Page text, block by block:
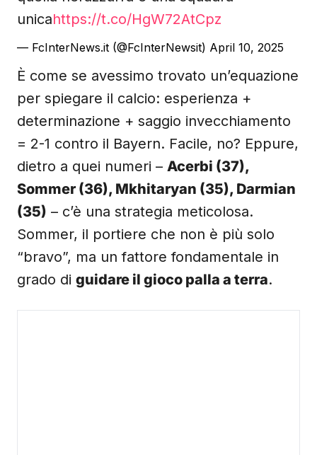
unicahttps://t.co/HgW72AtCpz
— FcInterNews.it (@FcInterNewsit) April 10, 2025
È come se avessimo trovato un’equazione
per spiegare il calcio: esperienza +
determinazione + saggio invecchiamento
= 2-1 contro il Bayern. Facile, no? Eppure,
dietro a quei numeri – Acerbi (37),
Sommer (36), Mkhitaryan (35), Darmian
(35) – c’è una strategia meticolosa.
Sommer, il portiere che non è più solo
“bravo”, ma un fattore fondamentale in
grado di guidare il gioco palla a terra.